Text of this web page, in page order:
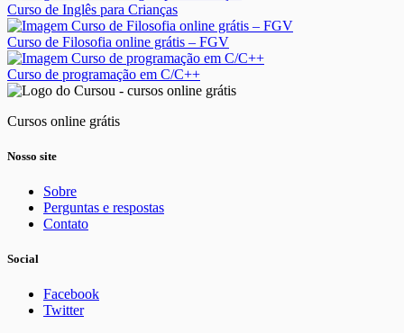
Curso de Inglês para Crianças
Curso de Filosofia online grátis – FGV
Curso de programação em C/C++
Cursos online grátis
Nosso site
Sobre
Perguntas e respostas
Contato
Social
Facebook
Twitter